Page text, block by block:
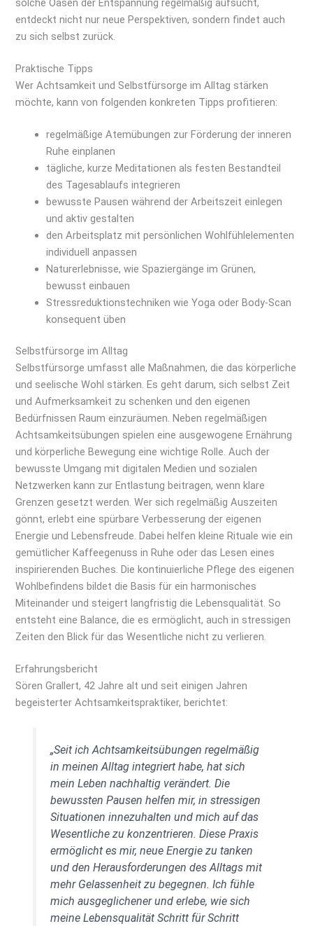
solche Oasen der Entspannung regelmäßig aufsucht,
entdeckt nicht nur neue Perspektiven, sondern findet auch
zu sich selbst zurück.
Praktische Tipps
Wer Achtsamkeit und Selbstfürsorge im Alltag stärken
möchte, kann von folgenden konkreten Tipps profitieren:
regelmäßige Atemübungen zur Förderung der inneren
Ruhe einplanen
tägliche, kurze Meditationen als festen Bestandteil
des Tagesablaufs integrieren
bewusste Pausen während der Arbeitszeit einlegen
und aktiv gestalten
den Arbeitsplatz mit persönlichen Wohlfühlelementen
individuell anpassen
Naturerlebnisse, wie Spaziergänge im Grünen,
bewusst einbauen
Stressreduktionstechniken wie Yoga oder Body-Scan
konsequent üben
Selbstfürsorge im Alltag
Selbstfürsorge umfasst alle Maßnahmen, die das körperliche
und seelische Wohl stärken. Es geht darum, sich selbst Zeit
und Aufmerksamkeit zu schenken und den eigenen
Bedürfnissen Raum einzuräumen. Neben regelmäßigen
Achtsamkeitsübungen spielen eine ausgewogene Ernährung
und körperliche Bewegung eine wichtige Rolle. Auch der
bewusste Umgang mit digitalen Medien und sozialen
Netzwerken kann zur Entlastung beitragen, wenn klare
Grenzen gesetzt werden. Wer sich regelmäßig Auszeiten
gönnt, erlebt eine spürbare Verbesserung der eigenen
Energie und Lebensfreude. Dabei helfen kleine Rituale wie ein
gemütlicher Kaffeegenuss in Ruhe oder das Lesen eines
inspirierenden Buches. Die kontinuierliche Pflege des eigenen
Wohlbefindens bildet die Basis für ein harmonisches
Miteinander und steigert langfristig die Lebensqualität. So
entsteht eine Balance, die es ermöglicht, auch in stressigen
Zeiten den Blick für das Wesentliche nicht zu verlieren.
Erfahrungsbericht
Sören Grallert, 42 Jahre alt und seit einigen Jahren
begeisterter Achtsamkeitspraktiker, berichtet:
„Seit ich Achtsamkeitsübungen regelmäßig
in meinen Alltag integriert habe, hat sich
mein Leben nachhaltig verändert. Die
bewussten Pausen helfen mir, in stressigen
Situationen innezuhalten und mich auf das
Wesentliche zu konzentrieren. Diese Praxis
ermöglicht es mir, neue Energie zu tanken
und den Herausforderungen des Alltags mit
mehr Gelassenheit zu begegnen. Ich fühle
mich ausgeglichener und erlebe, wie sich
meine Lebensqualität Schritt für Schritt